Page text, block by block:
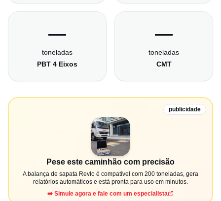
—
toneladas
PBT 4 Eixos
—
toneladas
CMT
publicidade
Pese este caminhão com precisão
A balança de sapata Revlo é compatível com 200 toneladas, gera
relatórios automáticos e está pronta para uso em minutos.
➡️ Simule agora e fale com um especialista